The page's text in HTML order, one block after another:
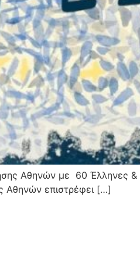
Αθηνών με 60 Έλληνες
Αθηνών επιστρέφει […]